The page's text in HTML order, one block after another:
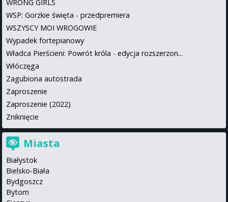
WRONG GIRLS
WSP: Gorzkie święta - przedpremiera
WSZYSCY MOI WROGOWIE
Wypadek fortepianowy
Władca Pierścieni: Powrót króla - edycja rozszerzon...
Włóczęga
Zagubiona autostrada
Zaproszenie
Zaproszenie (2022)
Zniknięcie
Miasta
Białystok
Bielsko-Biała
Bydgoszcz
Bytom